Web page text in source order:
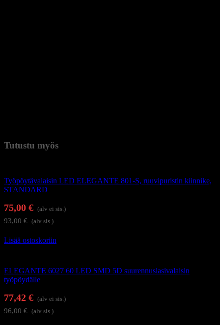
Tutustu myös
Työpöytävalaisin LED ELEGANTE 801-S, ruuvipuristin kiinnike,
STANDARD
75,00 € (alv ei sis.)
93,00 € (alv sis.)
Lisää ostoskoriin
ELEGANTE 6027 60 LED SMD 5D suurennuslasivalaisin
työpöydälle
77,42 € (alv ei sis.)
96,00 € (alv sis.)